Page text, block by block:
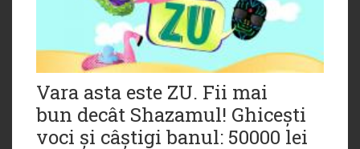
Vara asta este ZU. Fii mai
bun decât Shazamul! Ghicești
voci și câștigi banul: 50000 lei